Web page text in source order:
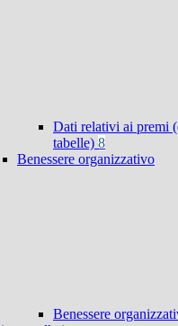
Dati relativi ai premi
tabelle) 8
Benessere organizzativo
Benessere